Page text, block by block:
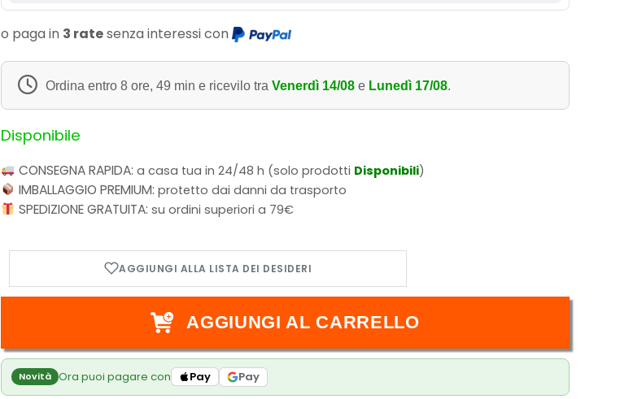
o paga in 3 ratesenza interessi con
Ordina entro 8 ore, 49 min e ricevilo tra Venerdì 14/08e Lunedì 17/08.
Disponibile
CONSEGNA RAPIDA: a casa tua in 24/48 h (solo prodotti Disponibili)
IMBALLAGGIO PREMIUM: protetto dai danni da trasporto
SPEDIZIONE GRATUITA: su ordini superiori a 79€
AGGIUNGI AL CARRELLO
Novità Ora puoi pagare con Pay Pay